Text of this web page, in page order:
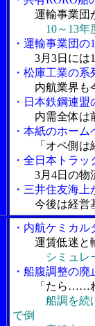
運輸事業団
10～13年
・運輸事業団
3月3日には
・松庫工業の
内航業界も
・日本鉄鋼連
内需全体は
・本紙のホー
「オペ側は
・全日本トラ
3月4日の物
・三井住友海
今後は経営
・内航ケミカ
運賃低迷と
シミュレ
・船腹調整の
「たら……
船調を続
で倒